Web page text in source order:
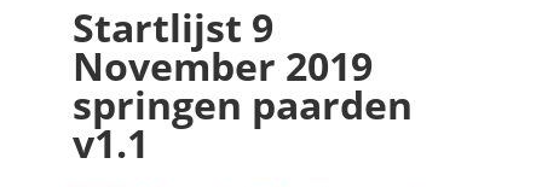
Startlijst 9
November 2019
springen paarden
v1.1